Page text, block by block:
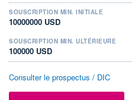
SOUSCRIPTION MIN. INITIALE
10000000 USD
SOUSCRIPTION MIN. ULTÉRIEURE
100000 USD
Consulter le prospectus / DIC